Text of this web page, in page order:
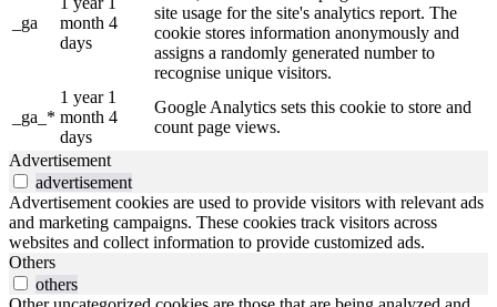
_ga
month 4
days
site usage for the site's analytics report. The
cookie stores information anonymously and
assigns a randomly generated number to
recognise unique visitors.
_ga_*
1 year 1
month 4
days
Google Analytics sets this cookie to store and
count page views.
Advertisement
advertisement
Advertisement cookies are used to provide visitors with relevant ads
and marketing campaigns. These cookies track visitors across
websites and collect information to provide customized ads.
Others
others